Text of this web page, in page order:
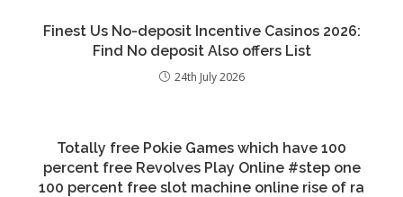
Finest Us No-deposit Incentive Casinos 2026:
Find No deposit Also offers List
24th July 2026
Totally free Pokie Games which have 100
percent free Revolves Play Online #step one
100 percent free slot machine online rise of ra